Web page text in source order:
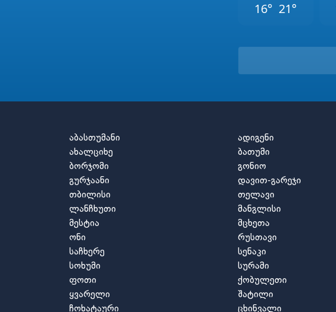
16° 21°
აბასთუმანი ადიგენი
ახალციხე
ბათუმი
ბორჯომი
გონიო
გურჯაანი
დავით-გარეჯი
თბილისი
თელავი
ლანჩხუთი
მანგლისი
მესტია
მცხეთა
ონი
რუსთავი
საჩხერე
სენაკი
სოხუმი
სურამი
ფოთი
ქობულეთი
ყვარელი
შატილი
ჩოხატაური
ცხინვალი